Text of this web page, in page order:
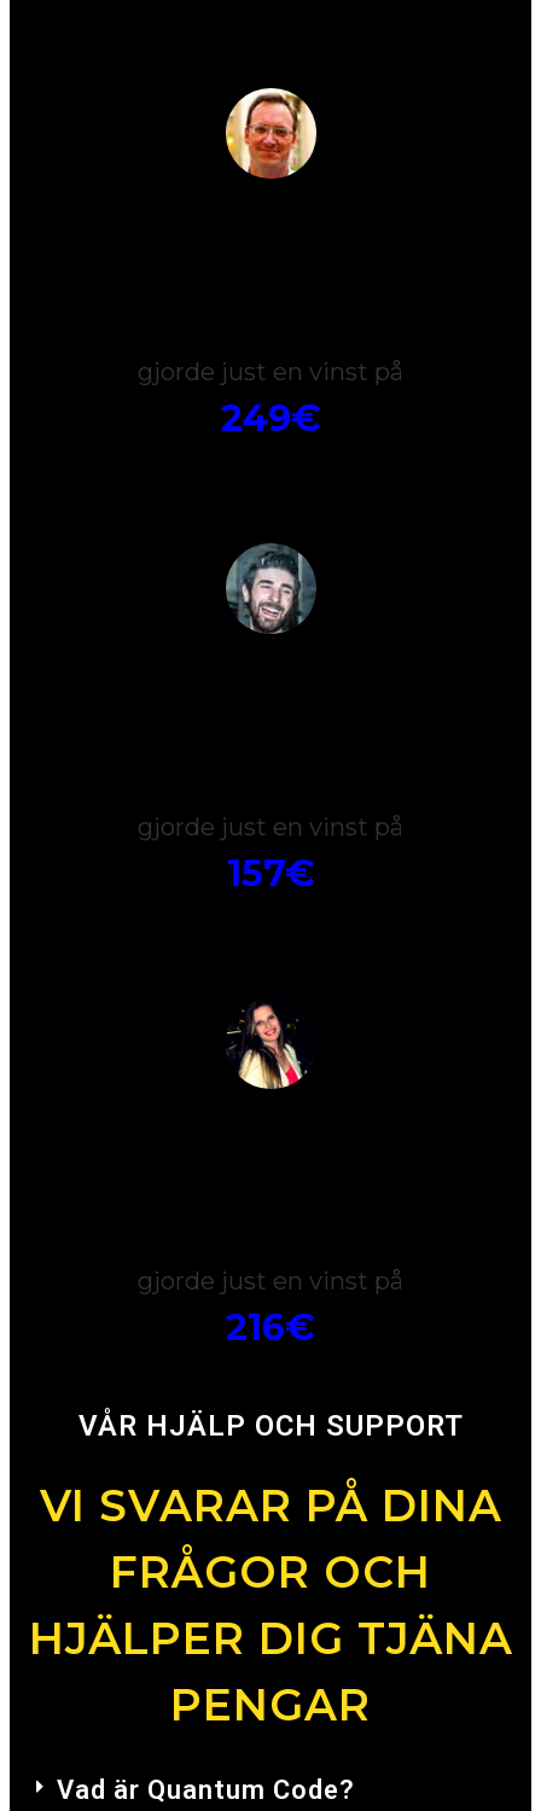
gjorde just en vinst på
249€
gjorde just en vinst på
157€
gjorde just en vinst på
216€
VÅR HJÄLP OCH SUPPORT
VI SVARAR PÅ DINA
FRÅGOR OCH
HJÄLPER DIG TJÄNA
PENGAR
Vad är Quantum Code?